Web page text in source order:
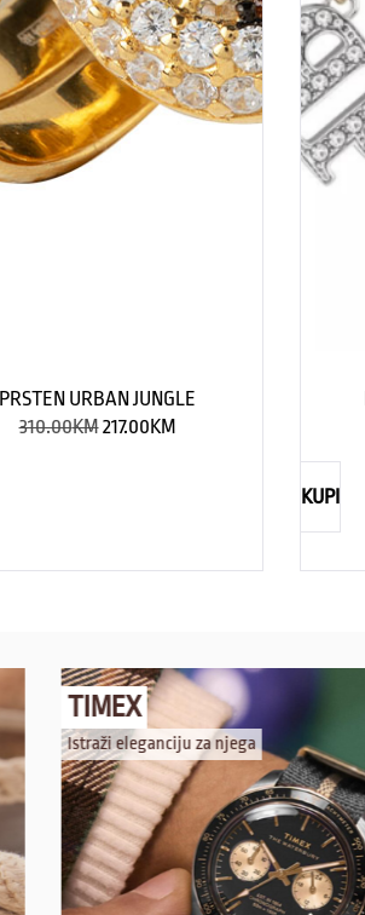
PRSTEN URBAN JUNGLE
310.00KM217.00 KM
KUPI
TIMEX
Istraži eleganciju za njega